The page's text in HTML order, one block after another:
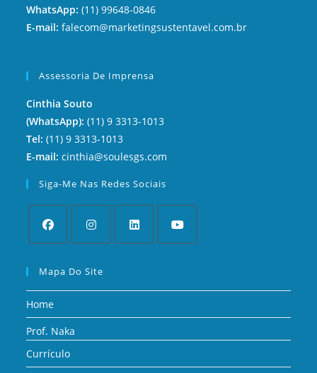
WhatsApp: (11) 99648-0846
E-mail: falecom@marketingsustentavel.com.br
Assessoria De Imprensa
Cinthia Souto
(WhatsApp):(11) 9 3313-1013
Tel:(11) 9 3313-1013
E-mail: cinthia@soulesgs.com
Siga-Me Nas Redes Sociais
Mapa Do Site
Home
Prof. Naka
Currículo